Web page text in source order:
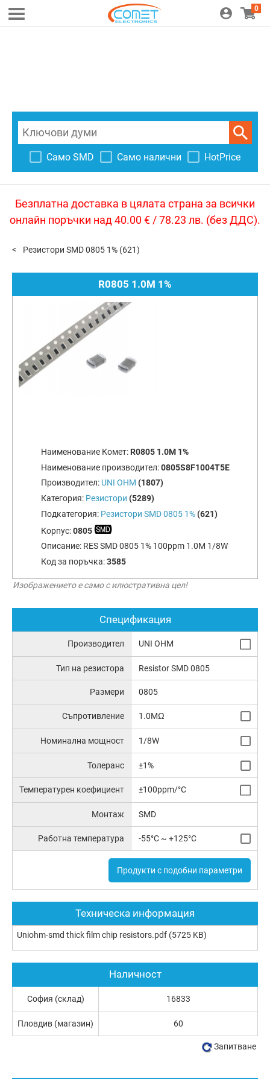
0
Само SMD Само налични HotPrice
Безплатна доставка в цялата страна за всички
онлайн поръчки над 40.00 € / 78.23 лв. (без ДДС).
Резистори SMD 0805 1% (621)
R0805 1.0M 1%
Наименование Комет: R0805 1.0M 1%
Наименование производител:0805S8F1004T5E
Производител: UNI OHM (1807)
Категория: Резистори (5289)
Подкатегория: Резистори SMD 0805 1% (621)
Корпус:0805
Описание: RES SMD 0805 1% 100ppm 1.0M 1/8W
Код за поръчка:3585
Изображението е само с илюстративна цел!
Спецификация
Производител UNI OHM
Тип на резистора Resistor SMD 0805
Размери 0805
Съпротивление 1.0MΩ
Номинална мощност 1/8W
Толеранс ±1%
Температурен коефициент ±100ppm/°C
Монтаж SMD
Работна температура -55°C ~ +125°C
Продукти с подобни параметри
Техническа информация
Uniohm-smd thick film chip resistors.pdf (5725 KB)
Наличност
София (склад) 16833
Пловдив (магазин) 60
Запитване